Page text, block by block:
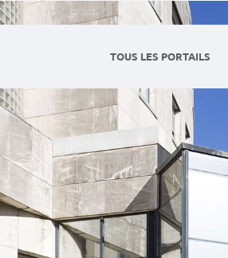
TOUS LES PORTAILS